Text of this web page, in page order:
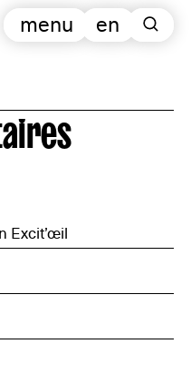
en
menu
Excit’œil